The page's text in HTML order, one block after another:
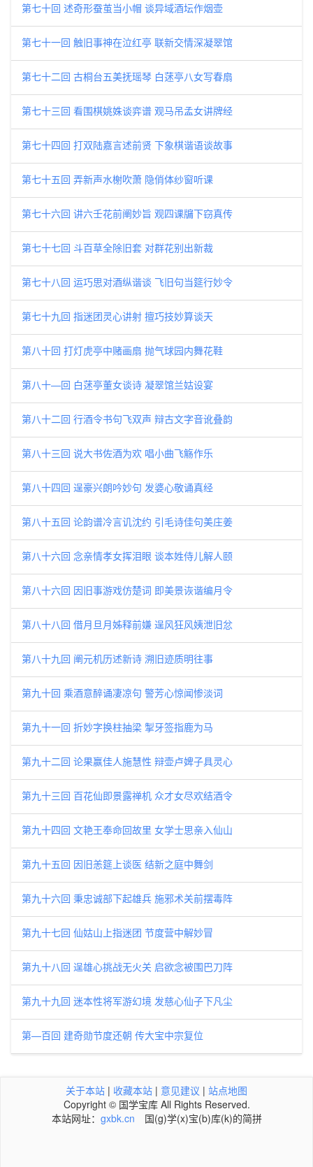
第七十回 述奇形蚕茧当小帽 谈异域酒坛作烟壶
第七十一回 触旧事神在泣红亭 联新交情深凝翠馆
第七十二回 古桐台五美抚瑶琴 白蒁亭八女写春扇
第七十三回 看围棋姚姝谈弈谱 观马吊孟女讲牌经
第七十四回 打双陆嘉言述前贤 下象棋谐语谈故事
第七十五回 弄新声水榭吹萧 隐俏体纱窗听课
第七十六回 讲六壬花前阐妙旨 观四课牖下窃真传
第七十七回 斗百草全除旧套 对群花别出新裁
第七十八回 运巧思对酒纵谐谈 飞旧句当筵行妙令
第七十九回 指迷团灵心讲射 擅巧技妙算谈天
第八十回 打灯虎亭中赌画扇 抛气球园内舞花鞋
第八十—回 白蒁亭董女谈诗 凝翠馆兰姑设宴
第八十二回 行酒令书句飞双声 辩古文字音讹叠韵
第八十三回 说大书佐酒为欢 唱小曲飞觞作乐
第八十四回 逞豪兴朗吟妙句 发婆心敬诵真经
第八十五回 论韵谱冷言讥沈约 引毛诗佳句美庄姜
第八十六回 念亲情孝女挥泪眼 谈本姓侍儿解人颐
第八十六回 因旧事游戏仿楚词 即美景诙谐编月令
第八十八回 借月旦月姊释前嫌 逞风狂风姨泄旧忿
第八十九回 阐元机历述新诗 溯旧迹质明往事
第九十回 乘酒意醉诵凄凉句 警芳心惊闻惨淡词
第九十一回 折妙字换柱抽梁 掣牙签指鹿为马
第九十二回 论果赢佳人施慧性 辩壶卢婢子具灵心
第九十三回 百花仙即景露禅机 众才女尽欢结酒令
第九十四回 文艳王奉命回故里 女学士思亲入仙山
第九十五回 因旧恙筵上谈医 结新之庭中舞剑
第九十六回 秉忠诚部下起雄兵 施邪术关前摆毒阵
第九十七回 仙姑山上指迷团 节度营中解妙冒
第九十八回 逞雄心挑战无火关 启欲念被围巴刀阵
第九十九回 迷本性将军游幻境 发慈心仙子下凡尘
第—百回 建奇勋节度还朝 传大宝中宗复位
关于本站 | 收藏本站 | 意见建议 | 站点地图
Copyright © 国学宝库 All Rights Reserved.
本站网址： gxbk.cn 国(g)学(x)宝(b)库(k)的简拼